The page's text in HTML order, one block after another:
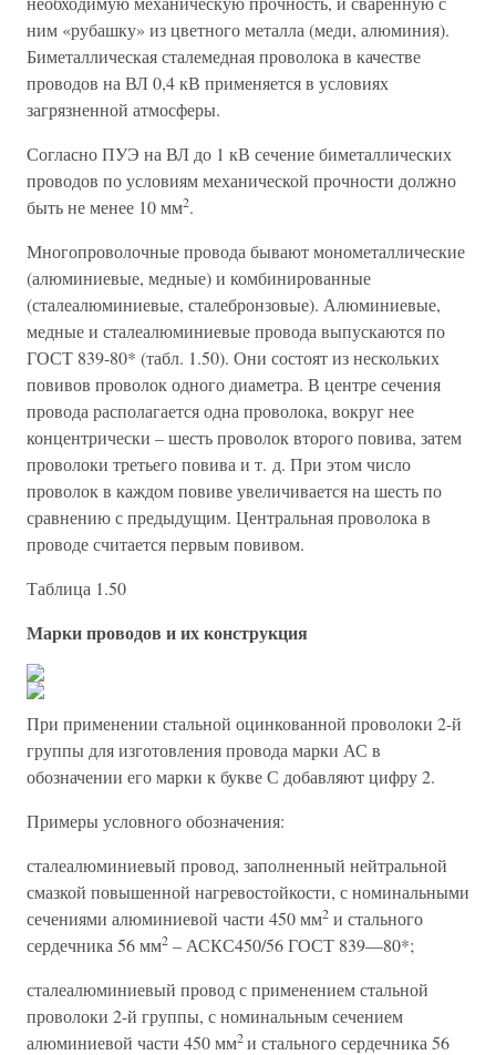
ним «рубашку» из цветного металла (меди, алюминия).
Биметаллическая сталемедная проволока в качестве
проводов на ВЛ 0,4 кВ применяется в условиях
загрязненной атмосферы.
Согласно ПУЭ на ВЛ до 1 кВ сечение биметаллических
проводов по условиям механической прочности должно
быть не менее 10 мм2.
Многопроволочные провода бывают монометаллические
(алюминиевые, медные) и комбинированные
(сталеалюминиевые, сталебронзовые). Алюминиевые,
медные и сталеалюминиевые провода выпускаются по
ГОСТ 839-80* (табл. 1.50). Они состоят из нескольких
повивов проволок одного диаметра. В центре сечения
провода располагается одна проволока, вокруг нее
концентрически – шесть проволок второго повива, затем
проволоки третьего повива и т. д. При этом число
проволок в каждом повиве увеличивается на шесть по
сравнению с предыдущим. Центральная проволока в
проводе считается первым повивом.
Таблица 1.50
Марки проводов и их конструкция
При применении стальной оцинкованной проволоки 2-й
группы для изготовления провода марки АС в
обозначении его марки к букве С добавляют цифру 2.
Примеры условного обозначения:
сталеалюминиевый провод, заполненный нейтральной
смазкой повышенной нагревостойкости, с номинальными
сечениями алюминиевой части 450 мм2 и стального
сердечника 56 мм2 – АСКС450/56 ГОСТ 839—80*;
сталеалюминиевый провод с применением стальной
проволоки 2-й группы, с номинальным сечением
алюминиевой части 450 мм2и стального сердечника 56